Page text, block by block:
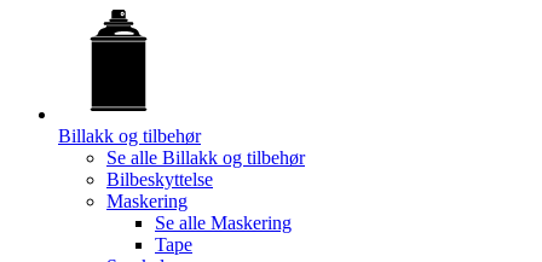
Billakk og tilbehør
Se alle Billakk og tilbehør
Bilbeskyttelse
Maskering
Se alle Maskering
Tape